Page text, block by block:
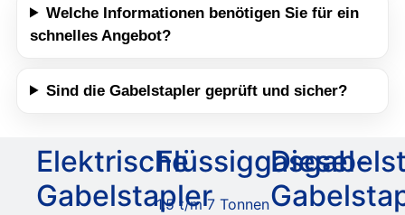
Welche Informationen benötigen Sie für ein
schnelles Angebot?
Sind die Gabelstapler geprüft und sicher?
Elektrische
Gabelstapler1,5 t/m 7 Tonnen
Diesel-